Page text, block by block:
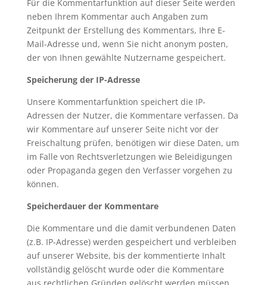
Für die Kommentarfunktion auf dieser Seite werden
neben Ihrem Kommentar auch Angaben zum
Zeitpunkt der Erstellung des Kommentars, Ihre E-
Mail-Adresse und, wenn Sie nicht anonym posten,
der von Ihnen gewählte Nutzername gespeichert.
Speicherung der IP-Adresse
Unsere Kommentarfunktion speichert die IP-
Adressen der Nutzer, die Kommentare verfassen. Da
wir Kommentare auf unserer Seite nicht vor der
Freischaltung prüfen, benötigen wir diese Daten, um
im Falle von Rechtsverletzungen wie Beleidigungen
oder Propaganda gegen den Verfasser vorgehen zu
können.
Speicherdauer der Kommentare
Die Kommentare und die damit verbundenen Daten
(z.B. IP-Adresse) werden gespeichert und verbleiben
auf unserer Website, bis der kommentierte Inhalt
vollständig gelöscht wurde oder die Kommentare
aus rechtlichen Gründen gelöscht werden müssen